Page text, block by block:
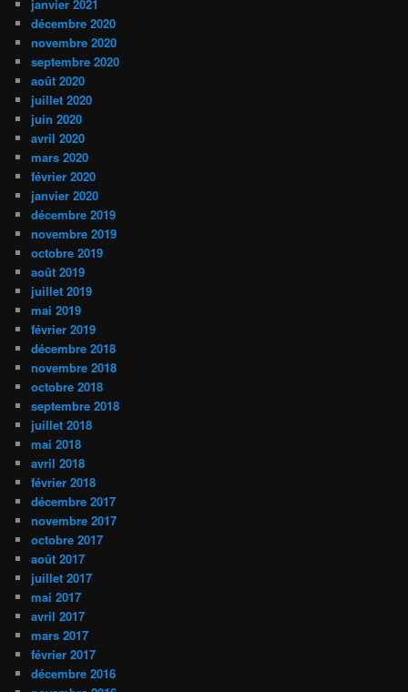
janvier 2021
décembre 2020
novembre 2020
septembre 2020
août 2020
juillet 2020
juin 2020
avril 2020
mars 2020
février 2020
janvier 2020
décembre 2019
novembre 2019
octobre 2019
août 2019
juillet 2019
mai 2019
février 2019
décembre 2018
novembre 2018
octobre 2018
septembre 2018
juillet 2018
mai 2018
avril 2018
février 2018
décembre 2017
novembre 2017
octobre 2017
août 2017
juillet 2017
mai 2017
avril 2017
mars 2017
février 2017
décembre 2016